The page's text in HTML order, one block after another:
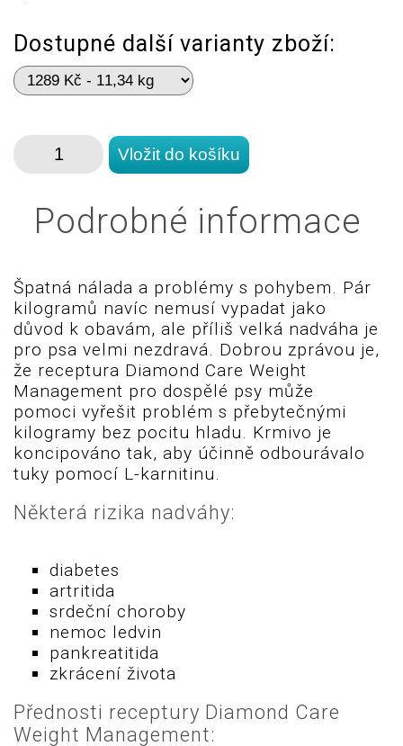
Dostupné další varianty zboží:
Podrobné informace
Špatná nálada a problémy s pohybem. Pár
kilogramů navíc nemusí vypadat jako
důvod k obavám, ale příliš velká nadváha je
pro psa velmi nezdravá. Dobrou zprávou je,
že receptura Diamond Care Weight
Management pro dospělé psy může
pomoci vyřešit problém s přebytečnými
kilogramy bez pocitu hladu. Krmivo je
koncipováno tak, aby účinně odbourávalo
tuky pomocí L-karnitinu.
Některá rizika nadváhy:
diabetes
artritida
srdeční choroby
nemoc ledvin
pankreatitida
zkrácení života
Přednosti receptury Diamond Care
Weight Management: